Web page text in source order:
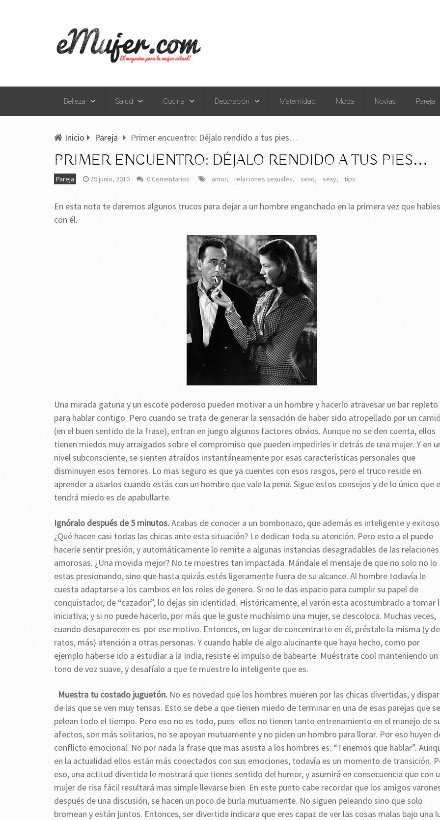
Belleza Salud Cocina Decoración Maternidad Moda Novias Pareja
Inicio Pareja Primer encuentro: Déjalo rendido a tus pies…
PRIMER ENCUENTRO: DÉJALO RENDIDO A TUS PIES…
Pareja 29 junio, 2010 0 Comentarios amor, relaciones sexuales, sexo, sexy, tips
En esta nota te daremos algunos trucos para dejar a un hombre enganchado en la primera vez que hables
con él.
Una mirada gatuna y un escote poderoso pueden motivar a un hombre y hacerlo atravesar un bar repleto
para hablar contigo. Pero cuando se trata de generar la sensación de haber sido atropellado por un
(en el buen sentido de la frase), entran en juego algunos factores obvios. Aunque no se den cuenta, ellos
tienen miedos muy arraigados sobre el compromiso que pueden impedirles ir detrás de una mujer. Y en
nivel subconsciente, se sienten atraídos instantáneamente por esas características personales que
disminuyen esos temores. Lo mas seguro es que ya cuentes con esos rasgos, pero el truco reside en
aprender a usarlos cuando estás con un hombre que vale la pena. Sigue estos consejos y de lo único que
tendrá miedo es de apabullarte.
Ignóralo después de 5 minutos.Acabas de conocer a un bombonazo, que además es inteligente y
¿Qué hacen casi todas las chicas ante esta situación? Le dedican toda su atención. Pero esto a el puede
hacerle sentir presión, y automáticamente lo remite a algunas instancias desagradables de las relaciones
amorosas. ¿Una movida mejor? No te muestres tan impactada. Mándale el mensaje de que no solo no lo
estas presionando, sino que hasta quizás estés ligeramente fuera de su alcance. Al hombre todavía le
cuesta adaptarse a los cambios en los roles de genero. Si no le das espacio para cumplir su papel de
conquistador, de “cazador”, lo dejas sin identidad. Históricamente, el varón esta acostumbrado a tomar
iniciativa; y si no puede hacerlo, por más que le guste muchísimo una mujer, se descoloca. Muchas veces,
cuando desaparecen es por ese motivo. Entonces, en lugar de concentrarte en él, préstale la misma (y
ratos, más) atención a otras personas. Y cuando hable de algo alucinante que haya hecho, como por
ejemplo haberse ido a estudiar a la India, resiste el impulso de babearte. Muéstrate cool manteniendo un
tono de voz suave, y desafíalo a que te muestre lo inteligente que es.
Muestra tu costado juguetón. No es novedad que los hombres mueren por las chicas divertidas, y
de las que se ven muy tensas. Esto se debe a que tienen miedo de terminar en una de esas parejas que se
pelean todo el tiempo. Pero eso no es todo, pues ellos no tienen tanto entrenamiento en el manejo de
afectos, son más solitarios, no se apoyan mutuamente y no piden un hombro para llorar. Por eso huyen
conflicto emocional. No por nada la frase que mas asusta a los hombres es: “Tenemos que hablar”.
en la actualidad ellos están más conectados con sus emociones, todavía es un momento de transición.
eso, una actitud divertida le mostrará que tienes sentido del humor, y asumirá en consecuencia que con
mujer de risa fácil resultará mas simple llevarse bien. En este punto cabe recordar que los amigos
después de una discusión, se hacen un poco de burla mutuamente. No siguen peleando sino que solo
bromean y están juntos. Entonces, ser divertida indicara que eres capaz de ver las cosas malas bajo una